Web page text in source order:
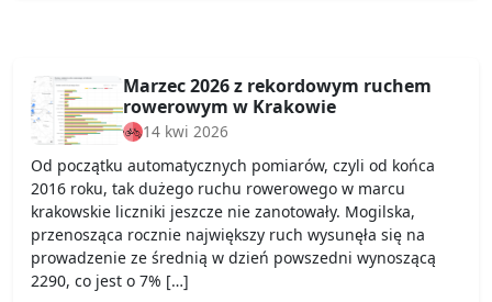
Marzec 2026 z rekordowym ruchem
rowerowym w Krakowie
14 kwi 2026
Od początku automatycznych pomiarów, czyli od końca
2016 roku, tak dużego ruchu rowerowego w marcu
krakowskie liczniki jeszcze nie zanotowały. Mogilska,
przenosząca rocznie największy ruch wysunęła się na
prowadzenie ze średnią w dzień powszedni wynoszącą
2290, co jest o 7% […]